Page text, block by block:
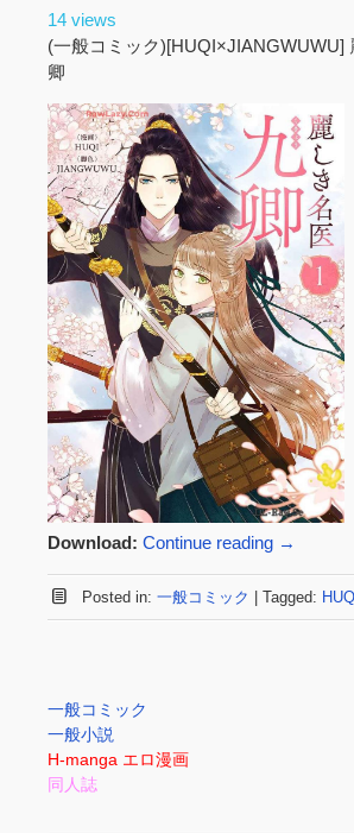
t
14 views
(一般コミック)[HUQI×JIANGWUWU]
卿
Download: Continue reading →
Posted in: 一般コミック Tagged: HUQI
一般コミック
一般小説
H-manga エロ漫画
同人誌